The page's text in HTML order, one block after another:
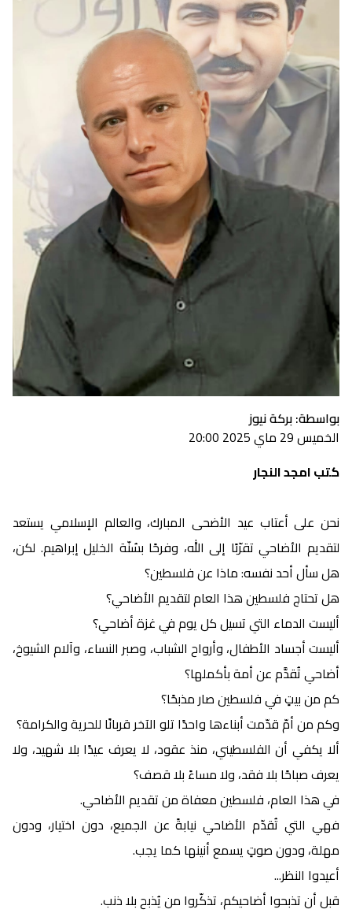
بواسطة: بركة نيوز
الخميس 29 ماي 2025 20:00
كتب امجد النجار
نحن على أعتاب عيد الأضحى المبارك، والعالم الإسلامي يستعد
لتقديم الأضاحي تقرّبًا إلى الله، وفرحًا بسُنّة الخليل إبراهيم. لكن،
هل سأل أحد نفسه: ماذا عن فلسطين؟
هل تحتاج فلسطين هذا العام لتقديم الأضاحي؟
أليست الدماء التي تسيل كل يوم في غزة أضاحي؟
أليست أجساد الأطفال، وأرواح الشباب، وصبر النساء، وآلام الشيوخ،
أضاحي تُقدَّم عن أمة بأكملها؟
كم من بيتٍ في فلسطين صار مذبحًا؟
وكم من أمّ قدّمت أبناءها واحدًا تلو الآخر قربانًا للحرية والكرامة؟
ألا يكفي أن الفلسطيني، منذ عقود، لا يعرف عيدًا بلا شهيد، ولا
يعرف صباحًا بلا فقد، ولا مساءً بلا قصف؟
في هذا العام، فلسطين معفاة من تقديم الأضاحي.
فهي التي تُقدّم الأضاحي نيابةً عن الجميع، دون اختيار، ودون
مهلة، ودون صوتٍ يسمع أنينها كما يجب.
أعيدوا النظر...
قبل أن تذبحوا أضاحيكم، تذكّروا من يُذبح بلا ذنب.